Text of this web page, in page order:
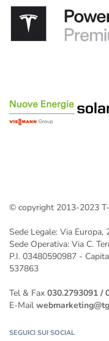
casa
Progettazione e
tua guida completa
Impianto fotovoltaico
Impianto fotovoltaico
Impianto fotovoltaico
Impianto fotovoltaico
Impianto fotovoltaico
Gli impianti
Impianto fotovoltaico
Impianto fotovoltaico
© copyright 2013-2023
Sede Legale: Via
Sede Operativa: Via C.
P.I. 03480590987 -
537863
Tel & Fax 030.2793091 /
E-Mail
SEGUICI SUI SOCIAL